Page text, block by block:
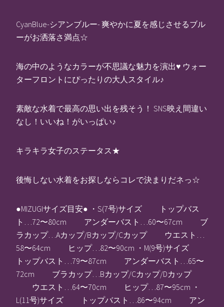
CyanBlue-シアンブルー- 爽やかに夏を感じさせるブル
ーがお洒落さ満点☆
海の中のようなカラーが不思議な魅力を演出♥ ウォー
ターフロントにぴったりの大人スタイル♪
素敵な水着で最高の思い出を残そう！ SNS映え間違い
なし！いいね！がいっぱい♪
キラキラ女子のステータス★
後悔しない水着をお探しならコレで決まりだネっ☆
●MIZUGIサイズ目安● ・S(7号)サイズ トップバス
ト…72〜80cm アンダーバスト…60〜67cm ブ
ラカップ…Aカップ/Bカップ/Cカップ ウエスト…
58〜64cm ヒップ…82〜90cm ・M(9号)サイズ
トップバスト…79〜87cm アンダーバスト…65〜
72cm ブラカップ…Bカップ/Cカップ/Dカップ
ウエスト…64〜70cm ヒップ…87〜95cm ・
L(11号)サイズ トップバスト…86〜94cm アン